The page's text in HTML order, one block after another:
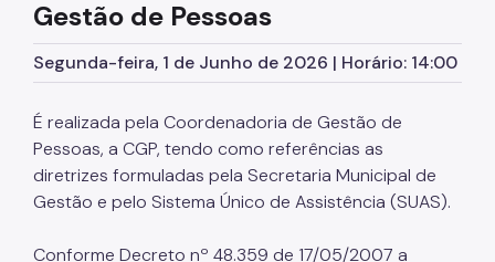
Supervisão de Assistência Social (SAS)
CPAS
Painéis
Pessoa em situação de rua
Gestão de Pessoas
Segunda-feira, 1 de Junho de 2026 | Horário: 14:00
É realizada pela Coordenadoria de Gestão de
Pessoas, a CGP, tendo como referências as
diretrizes formuladas pela Secretaria Municipal de
Gestão e pelo Sistema Único de Assistência (SUAS).
Conforme Decreto nº 48.359 de 17/05/2007 a